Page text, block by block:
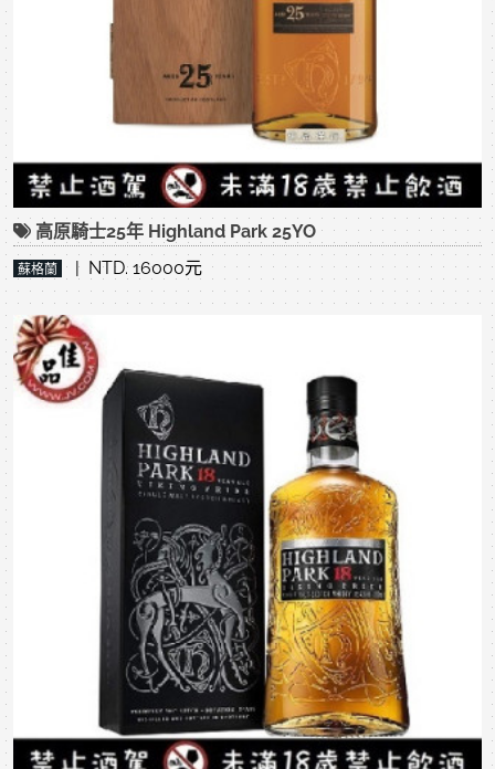
高原騎士25年 Highland Park 25YO
蘇格蘭 | NTD. 16000元